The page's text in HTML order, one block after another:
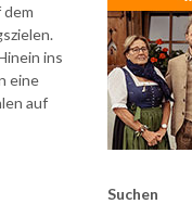
dem
ins
eine
auf
Suchen